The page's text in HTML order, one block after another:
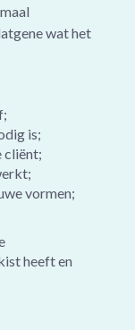
wat het
is;
cliënt;
vormen;
heeft en